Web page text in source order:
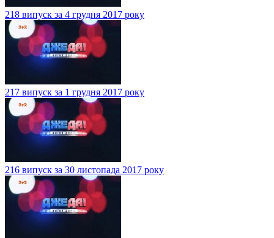
218 випуск за 4 грудня 2017 року
217 випуск за 1 грудня 2017 року
216 випуск за 30 листопада 2017 року